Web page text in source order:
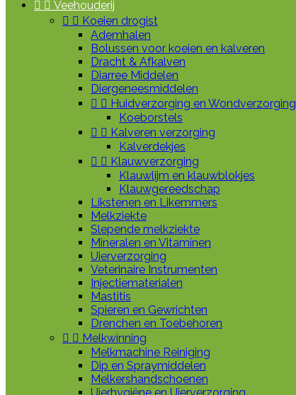
  Veehouderij
  Koeien drogist
Ademhalen
Bolussen voor koeien en kalveren
Dracht & Afkalven
Diarree Middelen
Diergeneesmiddelen
  Huidverzorging en Wondverzorging
Koeborstels
  Kalveren verzorging
Kalverdekjes
  Klauwverzorging
Klauwlijm en klauwblokjes
Klauwgereedschap
Likstenen en Likemmers
Melkziekte
Slepende melkziekte
Mineralen en Vitaminen
Uierverzorging
Veterinaire Instrumenten
Injectiematerialen
Mastitis
Spieren en Gewrichten
Drenchen en Toebehoren
  Melkwinning
Melkmachine Reiniging
Dip en Spraymiddelen
Melkershandschoenen